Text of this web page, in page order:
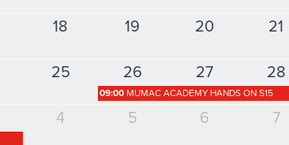
18 19 20 21
25 26 27 28
09:00 MUMAC ACADEMY HANDS ON S15
4 5 6 7